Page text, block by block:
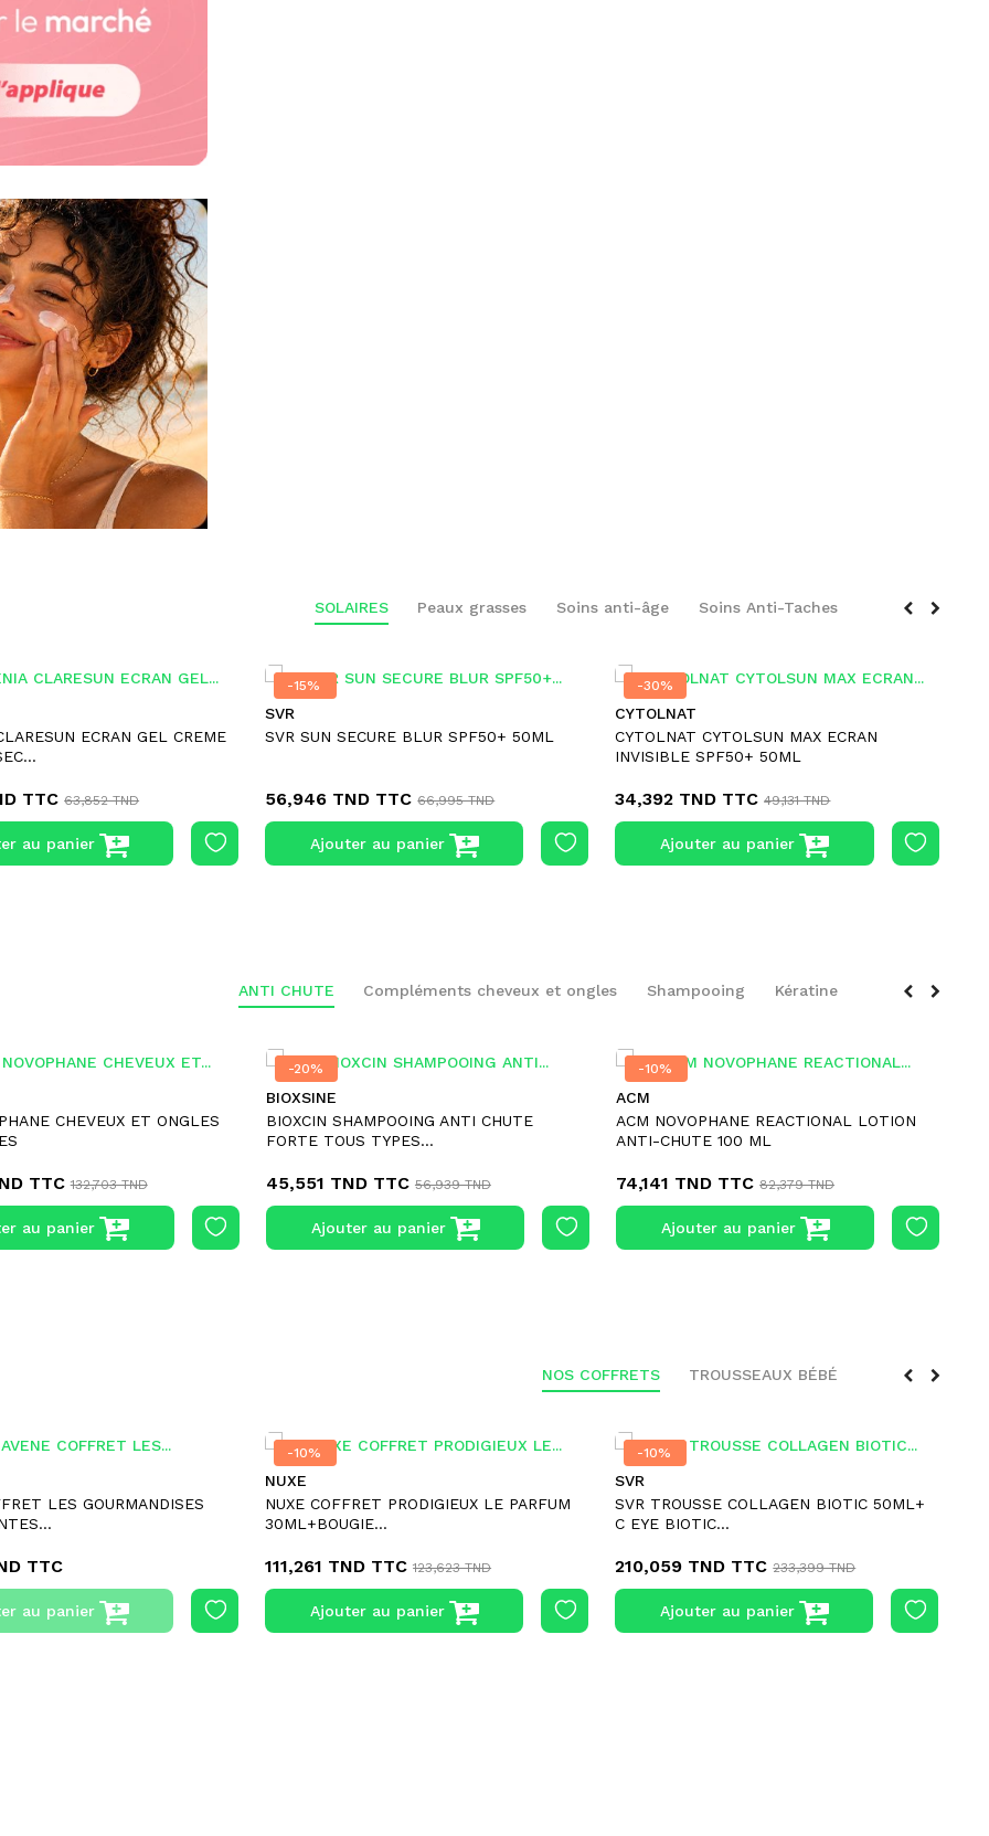
SOLAIRES Peaux grasses Soins anti-âge Soins Anti-Taches
ECRAN GEL CREME
TTC 63,852 TND
au panier
-15%
SVR
SVR SUN SECURE BLUR SPF50+ 50ML
56,946 TND TTC 66,995 TND
-15%
Ajouter au panier
-30%
CYTOLNAT
CYTOLNAT CYTOLSUN MAX ECRAN
INVISIBLE SPF50+ 50ML
34,392 TND TTC 49,131 TND
-30%
Ajouter au panier
ANTI CHUTE Compléments cheveux et ongles Shampooing Kératine
CHEVEUX ET ONGLES
TTC 132,703 TND
au panier
-20%
BIOXSINE
BIOXCIN SHAMPOOING ANTI CHUTE
FORTE TOUS TYPES...
45,551 TND TTC 56,939 TND
-20%
Ajouter au panier
-10%
ACM
ACM NOVOPHANE REACTIONAL LOTION
ANTI-CHUTE 100 ML
74,141 TND TTC 82,379 TND
-10%
Ajouter au panier
NOS COFFRETS TROUSSEAUX BÉBÉ
LES GOURMANDISES
TTC
au panier
-10%
NUXE
NUXE COFFRET PRODIGIEUX LE PARFUM
30ML+BOUGIE...
111,261 TND TTC 123,623 TND
-10%
Ajouter au panier
-10%
SVR
SVR TROUSSE COLLAGEN BIOTIC 50ML+
C EYE BIOTIC...
210,059 TND TTC 233,399 TND
-10%
Ajouter au panier